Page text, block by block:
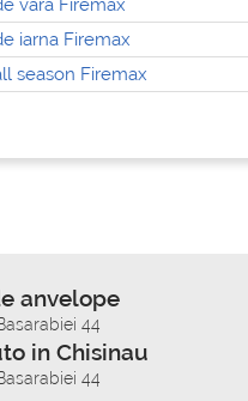
vara Firemax
iarna Firemax
season Firemax
anvelope
44
in Chisinau
44